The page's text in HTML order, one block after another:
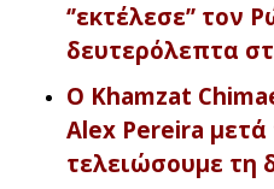
‘’εκτέλεσε’’
δευτερόλεπτα
Ο Khamzat
Alex Pereira μετά
τελειώσουμε τη